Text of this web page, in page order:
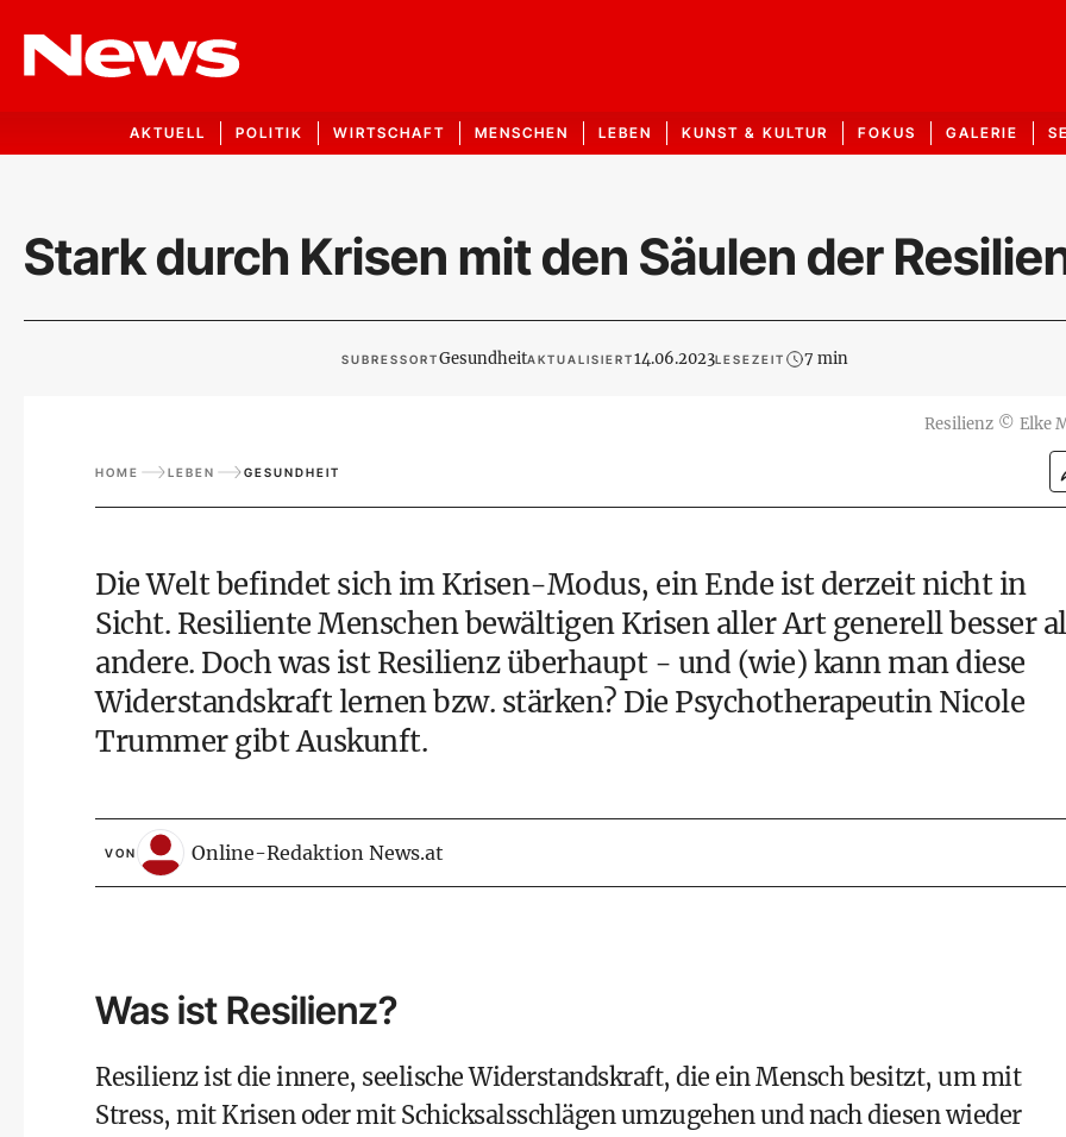
AKTUELL POLITIK WIRTSCHAFT MENSCHEN LEBEN KUNST & KULTUR FOKUS GALERIE
Stark durch Krisen mit den Säulen der
SUBRESSORTGesundheitAKTUALISIERT14.06.2023LESEZEIT 7 min
Resilienz © Elke
HOME LEBEN GESUNDHEIT
Die Welt befindet sich im Krisen-Modus, ein Ende ist derzeit nicht in
Sicht. Resiliente Menschen bewältigen Krisen aller Art generell besser
andere. Doch was ist Resilienz überhaupt - und (wie) kann man diese
Widerstandskraft lernen bzw. stärken? Die Psychotherapeutin Nicole
Trummergibt Auskunft.
VON Online-Redaktion News.at
Was ist Resilienz?
Resilienz ist die innere, seelische Widerstandskraft, die ein Mensch besitzt, um mit
Stress, mit Krisen oder mit Schicksalsschlägen umzugehen und nach diesen wieder